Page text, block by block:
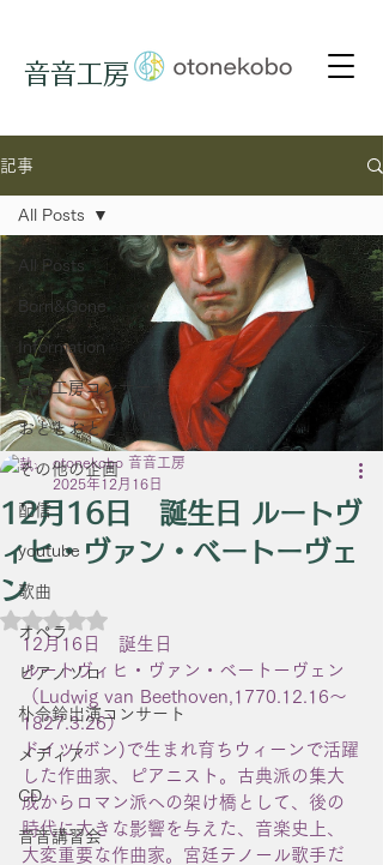
音音工房
記事
All Posts
Born&Gone
Information
音音工房コンサート
おととおとと
その他の企画
配信
youtube
歌曲
オペラ
ピアノソロ
朴令鈴出演コンサート
メディア
CD
音音講習会
All Posts
12月16日 誕生日 ルートヴ
ィヒ・ヴァン・ベートーヴェ
ン
otonekobo 音音工房
2025年12月16日
5つ星のうちNaNと評価されています。
12月16日　誕生日
ルートヴィヒ・ヴァン・ベートーヴェン
（Ludwig van Beethoven,1770.12.16〜
1827.3.26）
ドイツ(ボン)で生まれ育ちウィーンで活躍
した作曲家、ピアニスト。古典派の集大
成からロマン派への架け橋として、後の
時代に大きな影響を与えた、音楽史上、
大変重要な作曲家。宮廷テノール歌手だ